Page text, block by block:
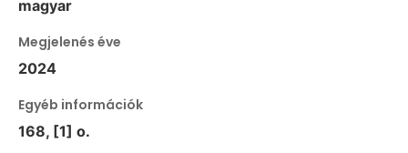
magyar
Megjelenés éve
2024
Egyéb információk
168, [1] o.